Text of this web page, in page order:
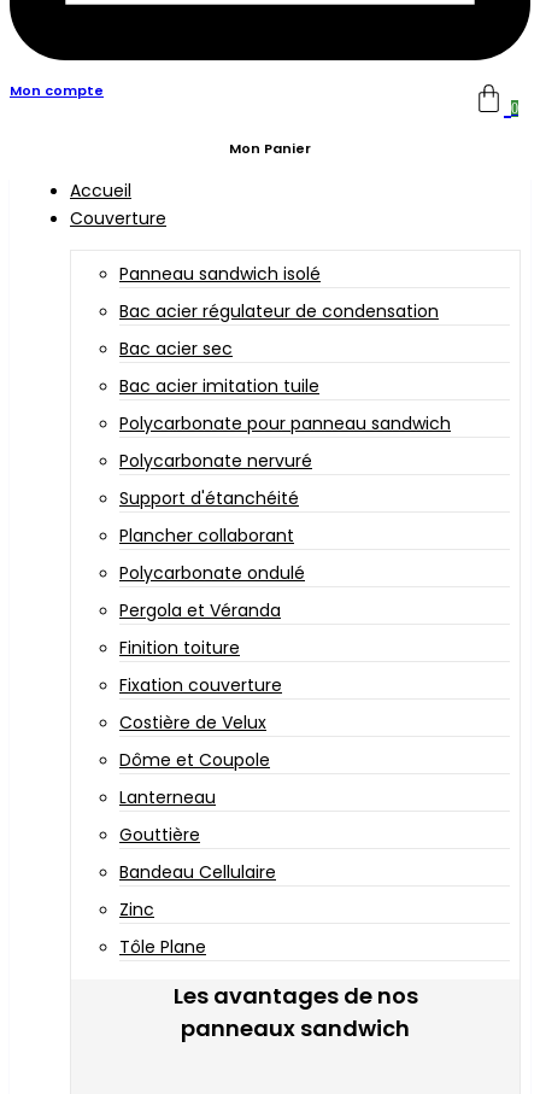
Mon compte
0
Mon Panier
Accueil
Couverture
Panneau sandwich isolé
Bac acier régulateur de condensation
Bac acier sec
Bac acier imitation tuile
Polycarbonate pour panneau sandwich
Polycarbonate nervuré
Support d'étanchéité
Plancher collaborant
Polycarbonate ondulé
Pergola et Véranda
Finition toiture
Fixation couverture
Costière de Velux
Dôme et Coupole
Lanterneau
Gouttière
Bandeau Cellulaire
Zinc
Tôle Plane
Les avantages de nos
panneaux sandwich